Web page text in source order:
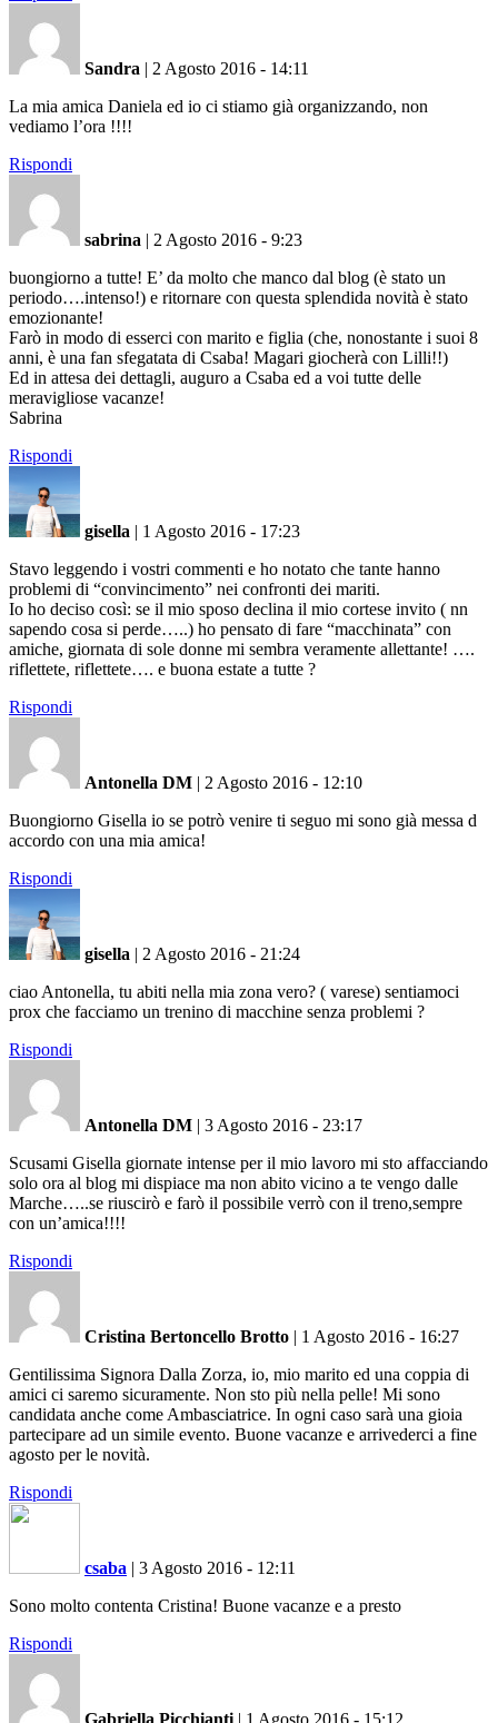
Sandra | 2 Agosto 2016 - 14:11
La mia amica Daniela ed io ci stiamo già organizzando, non
vediamo l’ora !!!!
Rispondi
sabrina | 2 Agosto 2016 - 9:23
buongiorno a tutte! E’ da molto che manco dal blog (è stato un
periodo….intenso!) e ritornare con questa splendida novità è stato
emozionante!
Farò in modo di esserci con marito e figlia (che, nonostante i suoi 8
anni, è una fan sfegatata di Csaba! Magari giocherà con Lilli!!)
Ed in attesa dei dettagli, auguro a Csaba ed a voi tutte delle
meravigliose vacanze!
Sabrina
Rispondi
gisella | 1 Agosto 2016 - 17:23
Stavo leggendo i vostri commenti e ho notato che tante hanno
problemi di “convincimento” nei confronti dei mariti.
Io ho deciso così: se il mio sposo declina il mio cortese invito ( nn
sapendo cosa si perde…..) ho pensato di fare “macchinata” con
amiche, giornata di sole donne mi sembra veramente allettante! ….
riflettete, riflettete…. e buona estate a tutte ?
Rispondi
Antonella DM | 2 Agosto 2016 - 12:10
Buongiorno Gisella io se potrò venire ti seguo mi sono già messa d
accordo con una mia amica!
Rispondi
gisella | 2 Agosto 2016 - 21:24
ciao Antonella, tu abiti nella mia zona vero? ( varese) sentiamoci
prox che facciamo un trenino di macchine senza problemi ?
Rispondi
Antonella DM | 3 Agosto 2016 - 23:17
Scusami Gisella giornate intense per il mio lavoro mi sto affacciando
solo ora al blog mi dispiace ma non abito vicino a te vengo dalle
Marche…..se riuscirò e farò il possibile verrò con il treno,sempre
con un’amica!!!!
Rispondi
Cristina Bertoncello Brotto | 1 Agosto 2016 - 16:27
Gentilissima Signora Dalla Zorza, io, mio marito ed una coppia di
amici ci saremo sicuramente. Non sto più nella pelle! Mi sono
candidata anche come Ambasciatrice. In ogni caso sarà una gioia
partecipare ad un simile evento. Buone vacanze e arrivederci a fine
agosto per le novità.
Rispondi
csaba | 3 Agosto 2016 - 12:11
Sono molto contenta Cristina! Buone vacanze e a presto
Rispondi
Gabriella Picchianti | 1 Agosto 2016 - 15:12